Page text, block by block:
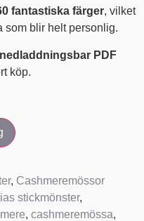
fantastiska färger, vilket
som blir helt personlig.
nedladdningsbar PDF
köp.
, Cashmeremössor
stickmönster,
, cashmeremössa,